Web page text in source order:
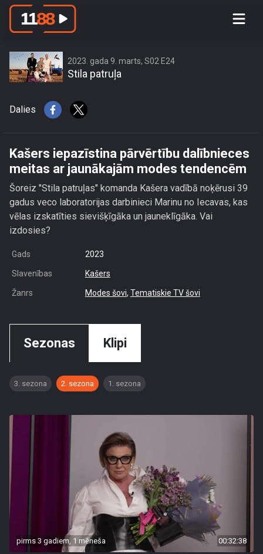
Kašers iepazīstina pārvērtību
2023. gada 9. marts, S02 E24
Stila patruļa
Dalies
Kašers iepazīstina pārvērtību dalībnieces
meitas ar jaunākajām modes tendencēm
Šoreiz "Stila patruļas" komanda Kašera vadībā noķērusi 39
gadus veco laboratorijas darbinieci Marinu no Iecavas, kas
vēlas izskatīties sievišķīgāka un jauneklīgāka. Vai
izdosies?
Gads 2023
Slavenības Kašers
Žanrs Modes šovi, Tematiskie TV šovi
Sezonas Klipi
3. sezona 2. sezona 1. sezona
pirms 3 gadiem, 1 mēneša 00:32:38